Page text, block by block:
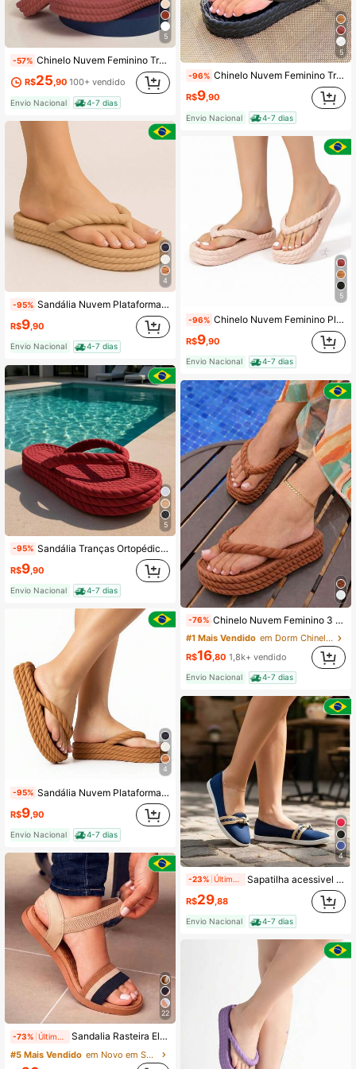
5
-57% Chinelo Nuvem Feminino Trança Verão Conforto Macio
R$25,90 100+ vendido
Envio Nacional 4-7 dias
4
-95% Sandália Nuvem Plataforma Flatform Tranças Feminina Ortopédica Moda Praia Confortável Leve Macio Carnaval
R$9,90
Envio Nacional 4-7 dias
5
-95% Sandália Tranças Ortopédica Nuvem Plataforma Chinelo Super Macio Estilosa Promoção Carnaval
R$9 ,90
Envio Nacional 4-7 dias
4
-95% Sandália Nuvem Plataforma Flatform Tranças Feminina Ortopédica Moda Praia Confortável Leve Macio
R$9 ,90
Envio Nacional 4-7 dias
22
-73% Sandalia Rasteira Elastico Ortopedica
#5 Mais Vendido
em Novo em Sandálias Femininas
5
-96% Chinelo Nuvem Feminino Trança Plataforma Sandália Ortopédica Leve Macia Confortável Trabalho Dia Dia Esporão
R$9,90
Envio Nacional 4-7 dias
5
-96% Chinelo Nuvem Feminino Plataforma Trança Sandália Flat Ortopédica Leve Macia Confortável
R$9,90
Envio Nacional 4-7 dias
-76% Chinelo Nuvem Feminino 3 Tranças Plataforma Nuvem Confortável
#1 Mais Vendido
em Dorm Chinelos Femininos
R$16,80 1,8k+ vendido
Envio Nacional 4-7 dias
4
-23% Últimos 2 dias Sapatilha acessivel na promoçao Casual Laço Contraste Ar livre moleca
R$29 ,88
Envio Nacional 4-7 dias